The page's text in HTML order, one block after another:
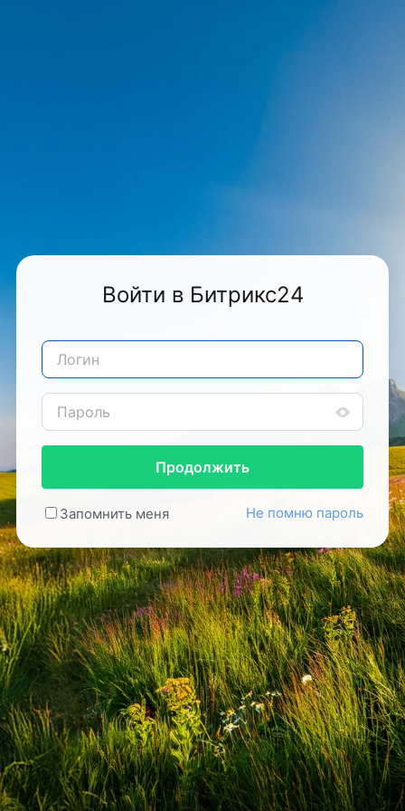
Войти в Битрикс24
Продолжить
Запомнить меня Не помню пароль